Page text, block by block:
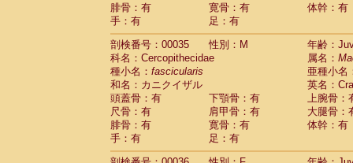
CercopithecidaeCercopithecus mona
CercopithecidaeCercopithecus
CercopithecidaeCercopithecus
CercopithecidaeCercopithecus
Cercopithecidae
Cercopithecusspp.(0)
Cercopithecidae
Chlorocebus
CercopithecidaeChlorocebus
CercopithecidaeErythrocebus patas
CercopithecidaeMiopithecus talapoin
CercopithecidaeCercopithecinae spp.
CercopithecidaeColobus angolensis
腓骨：有
寛骨：有
体幹：有
手：有
足：有
剖検番号：00035
性別：M
年齢：
科名：Cercopithecidae
属名：
種小名： fascicularis
亜種小名
和名：カニクイザル
英名：
頭蓋骨：有
下顎骨：有
上腕骨：
尺骨：有
肩甲骨：有
大腿骨：
腓骨：有
寛骨：有
体幹：有
手：有
足：有